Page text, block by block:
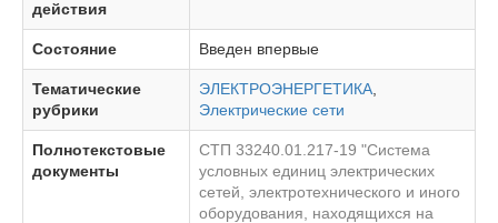
действия
Состояние Введен впервые
Тематические
рубрики
ЭЛЕКТРОЭНЕРГЕТИКА,
Электрические сети
Полнотекстовые
документы
СТП 33240.01.217-19 "Система
условных единиц электрических
сетей, электротехнического и иного
оборудования, находящихся на